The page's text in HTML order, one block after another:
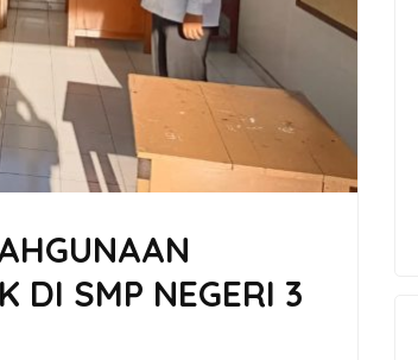
DI SMP NEGERI 3